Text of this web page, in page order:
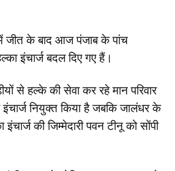
जीत के बाद आज पंजाब के पांच
इंचार्ज बदल दिए गए हैं।
से हल्के की सेवा कर रहे मान परिवार
नियुक्त किया है जबकि जालंधर के
की जिम्मेदारी पवन टीनू को सोंपी